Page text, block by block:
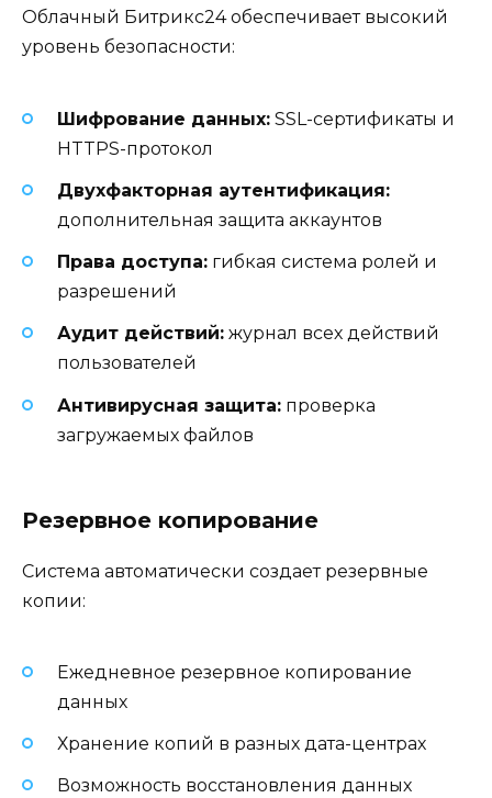
Облачный Битрикс24 обеспечивает высокий
уровень безопасности:
Шифрование данных: SSL-сертификаты и
HTTPS-протокол
Двухфакторная аутентификация:
дополнительная защита аккаунтов
Права доступа: гибкая система ролей и
разрешений
Аудит действий: журнал всех действий
пользователей
Антивирусная защита: проверка
загружаемых файлов
Резервное копирование
Система автоматически создает резервные
копии:
Ежедневное резервное копирование
данных
Хранение копий в разных дата-центрах
Возможность восстановления данных